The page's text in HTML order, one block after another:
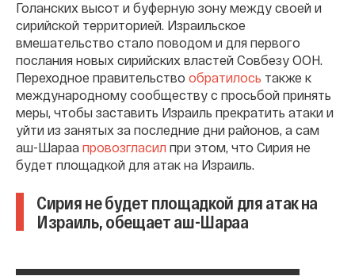
Голанских высот и буферную зону между своей и
сирийской территорией. Израильское
вмешательство стало поводом и для первого
послания новых сирийских властей Совбезу ООН.
Переходное правительство обратилось также к
международному сообществу с просьбой принять
меры, чтобы заставить Израиль прекратить атаки и
уйти из занятых за последние дни районов, а сам
аш-Шараа провозгласил при этом, что Сирия не
будет площадкой для атак на Израиль.
Сирия не будет площадкой для атак на
Израиль, обещает аш-Шараа